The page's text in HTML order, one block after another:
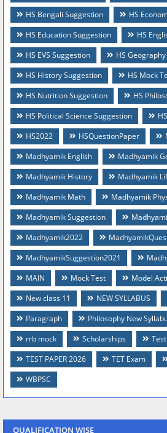
HS Bengali Suggestion
HS
HS Education Suggestion
HS
HS EVS Suggestion
HS
HS History Suggestion
HS Mock
HS Nutrition Suggestion
HS
HS Political Science Suggestion
HS2022
HSQuestionPaper
Madhyamik English
Madhyamik
Madhyamik History
Madhyamik
Madhyamik Math
Madhyamik
Madhyamik Suggestion
Madhyamik2022
MadhyamikSuggestion2021
MAIN
Mock Test Model
New class 11
NEW SYLLABUS
Paragraph
Philosophy New
rrb mock
Scholarships
TEST PAPER 2026
TET Exam
WBPSC
QUALIFICATION WISE